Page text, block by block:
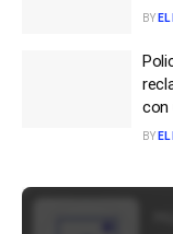
BY
con
BY